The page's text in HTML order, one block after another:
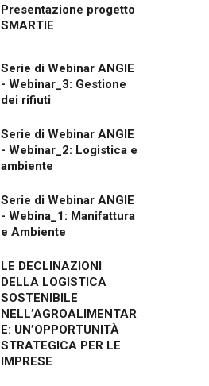
Presentazione progetto
SMARTIE
Serie di Webinar ANGIE
- Webinar_3: Gestione
dei rifiuti
Serie di Webinar ANGIE
- Webinar_2: Logistica e
ambiente
Serie di Webinar ANGIE
- Webina_1: Manifattura
e Ambiente
LE DECLINAZIONI
DELLA LOGISTICA
SOSTENIBILE
NELL’AGROALIMENTAR
E: UN’OPPORTUNITÀ
STRATEGICA PER LE
IMPRESE